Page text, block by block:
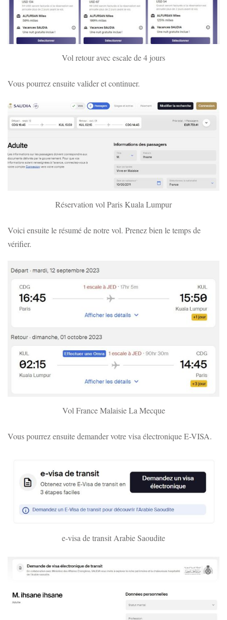
Vol retour avec escale de 4 jours
Vous pourrez ensuite valider et continuer.
Réservation vol Paris Kuala Lumpur
Voici ensuite le résumé de notre vol. Prenez bien le temps de
vérifier.
Vol France Malaisie La Mecque
Vous pourrez ensuite demander votre visa électronique E-VISA.
e-visa de transit Arabie Saoudite